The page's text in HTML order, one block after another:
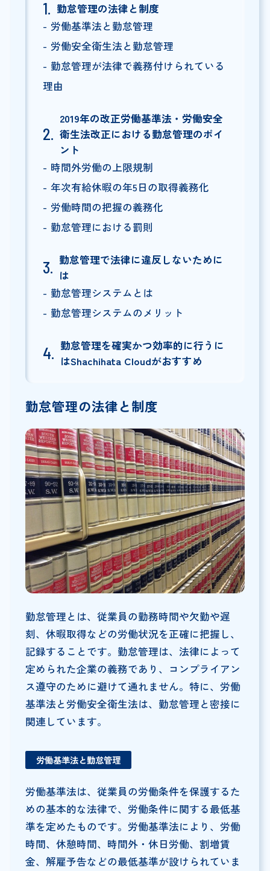
勤怠管理の法律と制度
労働基準法と勤怠管理
労働安全衛生法と勤怠管理
勤怠管理が法律で義務付けられている
理由
2019年の改正労働基準法・労働安全
衛生法改正における勤怠管理のポイ
ント
時間外労働の上限規制
年次有給休暇の年5日の取得義務化
労働時間の把握の義務化
勤怠管理における罰則
勤怠管理で法律に違反しないために
は
勤怠管理システムとは
勤怠管理システムのメリット
勤怠管理を確実かつ効率的に行うに
はShachihata Cloudがおすすめ
勤怠管理の法律と制度
勤怠管理とは、従業員の勤務時間や欠勤や遅
刻、休暇取得などの労働状況を正確に把握し、
記録することです。勤怠管理は、法律によって
定められた企業の義務であり、コンプライアン
ス遵守のために避けて通れません。特に、労働
基準法と労働安全衛生法は、勤怠管理と密接に
関連しています。
労働基準法と勤怠管理
労働基準法は、従業員の労働条件を保護するた
めの基本的な法律で、労働条件に関する最低基
準を定めたものです。労働基準法により、労働
時間、休憩時間、時間外・休日労働、割増賃
金、解雇予告などの最低基準が設けられていま